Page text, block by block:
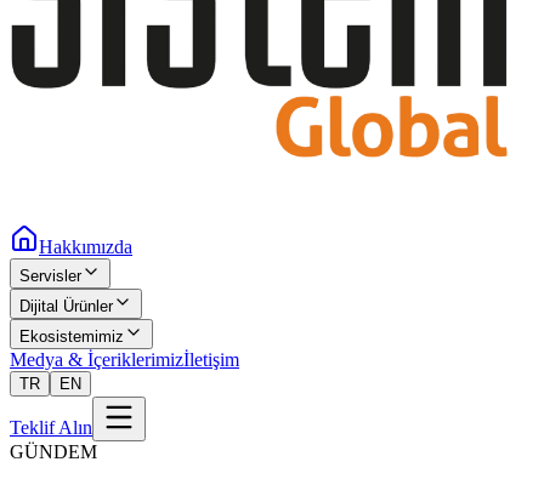
Hakkımızda
Servisler
Dijital Ürünler
Ekosistemimiz
Medya & İçeriklerimizİletişim
TR EN
Teklif Alın
GÜNDEM